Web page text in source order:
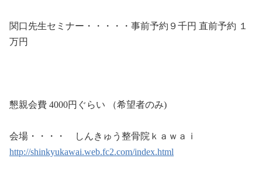
関口先生セミナー・・・・・事前予約９ 千円 直前予約 １
万円
懇親会費 4000円ぐらい （希望者のみ)
会場・・・・
しんきゅう整骨院ｋａｗａｉ
http://shinkyukawai.web.fc2.com/index.html